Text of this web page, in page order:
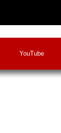
YouTube